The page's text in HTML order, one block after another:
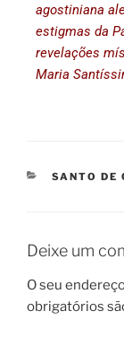
agostiniana
estigmas da
revelações
Maria
SANTO DE
Deixe um
O seu
obrigatórios